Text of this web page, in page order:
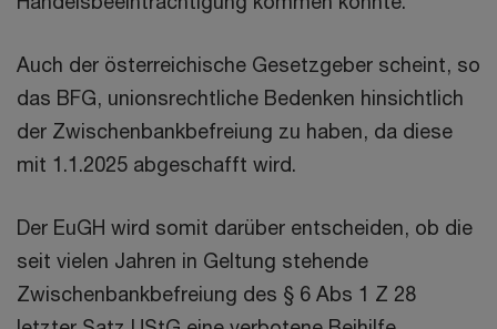
Auch der österreichische Gesetzgeber scheint, so
das BFG, unionsrechtliche Bedenken hinsichtlich
der Zwischenbankbefreiung zu haben, da diese
mit 1.1.2025 abgeschafft wird.
Der EuGH wird somit darüber entscheiden, ob die
seit vielen Jahren in Geltung stehende
Zwischenbankbefreiung des § 6 Abs 1 Z 28